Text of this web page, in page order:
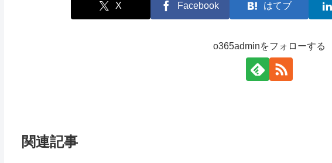
X Facebook はてブ
o365adminをフォローする
関連記事